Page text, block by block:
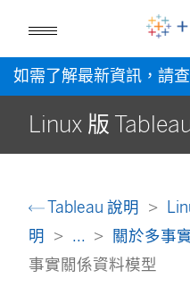
如需了解最新資訊，請
Linux 版
Tableau 說明
明
... 關於多事
事實關係資料模型